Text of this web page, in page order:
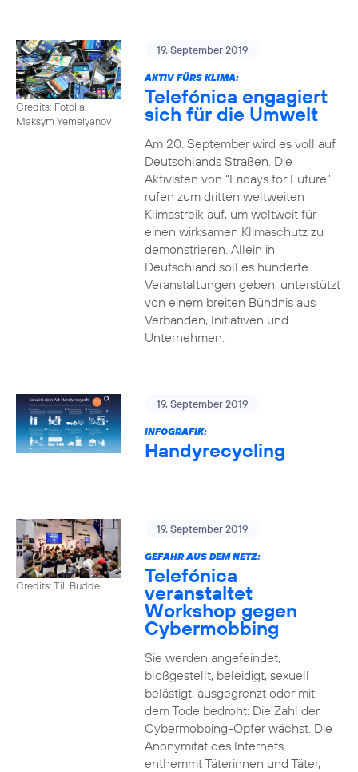
Credits: Fotolia,
Maksym Yemelyanov
19. September 2019
AKTIV FÜRS KLIMA:
Telefónica engagiert
sich für die Umwelt
Am 20. September wird es voll auf
Deutschlands Straßen. Die
Aktivisten von “Fridays for Future”
rufen zum dritten weltweiten
Klimastreik auf, um weltweit für
einen wirksamen Klimaschutz zu
demonstrieren. Allein in
Deutschland soll es hunderte
Veranstaltungen geben, unterstützt
von einem breiten Bündnis aus
Verbänden, Initiativen und
Unternehmen.
19. September 2019
INFOGRAFIK:
Handyrecycling
Credits: Till Budde
19. September 2019
GEFAHR AUS DEM NETZ:
Telefónica
veranstaltet
Workshop gegen
Cybermobbing
Sie werden angefeindet,
bloßgestellt, beleidigt, sexuell
belästigt, ausgegrenzt oder mit
dem Tode bedroht: Die Zahl der
Cybermobbing-Opfer wächst. Die
Anonymität des Internets
enthemmt Täterinnen und Täter,